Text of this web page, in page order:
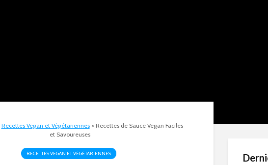
Recettes Vegan et Végétariennes> Recettes de Sauce Vegan Faciles
et Savoureuses
RECETTES VEGAN ET VÉGÉTARIENNES